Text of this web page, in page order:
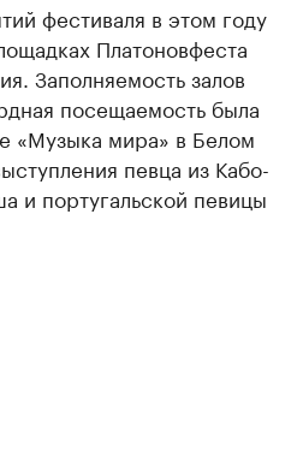
фестиваля в этом году
Платоновфеста
Заполняемость залов
посещаемость была
«Музыка мира» в Белом
певца из Кабо-
и португальской певицы